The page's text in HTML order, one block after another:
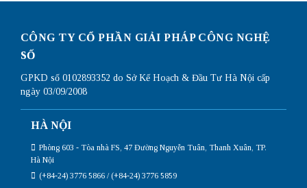
CÔNG TY CỔ PHẦN GIẢI PHÁP CÔNG NGHỆ
SỐ
GPKD số 0102893352 do Sở Kế Hoạch & Đầu Tư Hà Nội cấp
ngày 03/09/2008
HÀ NỘI
Phòng 603 - Tòa nhà FS, 47 Đường Nguyễn Tuân, Thanh Xuân, TP.
Hà Nội
(+84-24) 3776 5866 / (+84-24) 3776 5859